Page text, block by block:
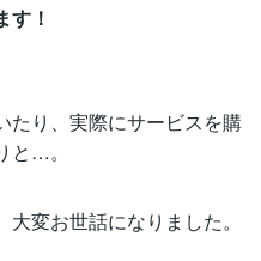
す！
たり、実際にサービスを購
と…。
変お世話になりました。